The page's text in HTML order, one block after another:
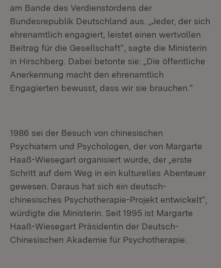
am Bande des Verdienstordens der
Bundesrepublik Deutschland aus. „Jeder, der sich
ehrenamtlich engagiert, leistet einen wertvollen
Beitrag für die Gesellschaft“, sagte die Ministerin
in Hirschberg. Dabei betonte sie: „Die öffentliche
Anerkennung macht den ehrenamtlich
Engagierten bewusst, dass wir sie brauchen.“
1986 sei der Besuch von chinesischen
Psychiatern und Psychologen, der von Margarte
Haaß-Wiesegart organisiert wurde, der „erste
Schritt auf dem Weg in ein kulturelles Abenteuer
gewesen. Daraus hat sich ein deutsch-
chinesisches Psychotherapie-Projekt entwickelt“,
würdigte die Ministerin. Seit 1995 ist Margarte
Haaß-Wiesegart Präsidentin der Deutsch-
Chinesischen Akademie für Psychotherapie.